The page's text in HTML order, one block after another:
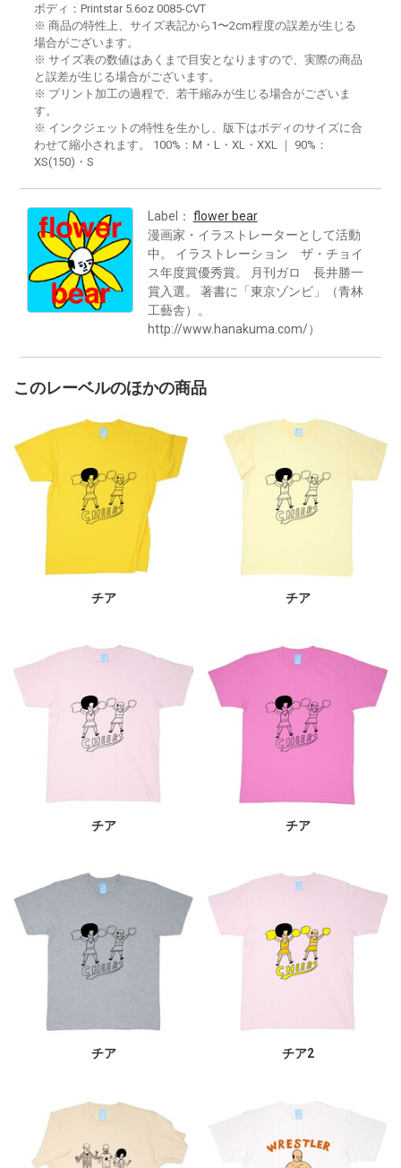
ボディ：Printstar 5.6oz 0085-CVT
※ 商品の特性上、サイズ表記から1〜2cm程度の誤差が生じる
場合がございます。
※ サイズ表の数値はあくまで目安となりますので、実際の商品
と誤差が生じる場合がございます。
※ プリント加工の過程で、若干縮みが生じる場合がございま
す。
※ インクジェットの特性を生かし、版下はボディのサイズに合
わせて縮小されます。 100%：M・L・XL・XXL ｜ 90%：
XS(150)・S
Label： flower bear
漫画家・イラストレーターとして活動
中。 イラストレーション ザ・チョイ
ス年度賞優秀賞。 月刊ガロ 長井勝一
賞入選。 著書に「東京ゾンビ」（青林
工藝舎）。
http://www.hanakuma.com/）
このレーベルのほかの商品
チア チア
チア チア
チア チア2